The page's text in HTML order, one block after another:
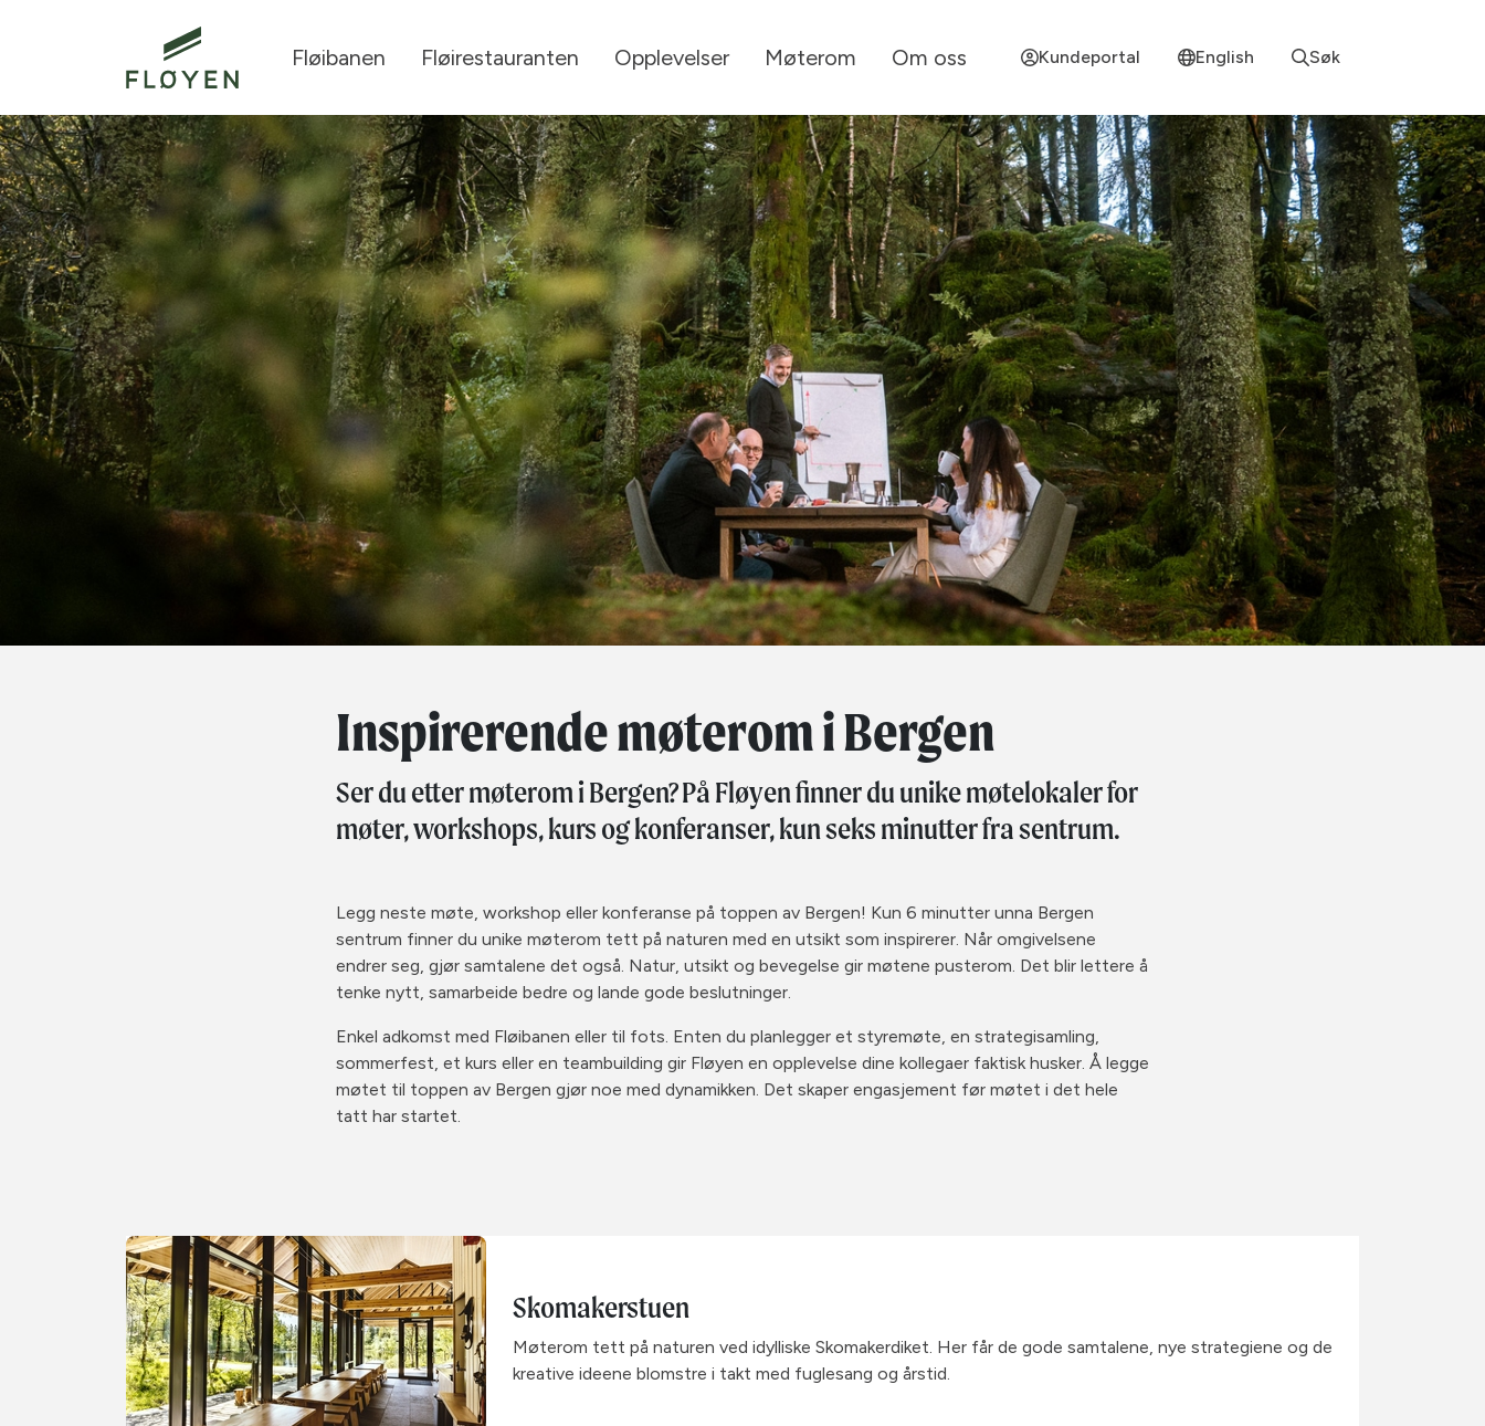
Fløibanen Fløirestauranten Opplevelser Møterom Om oss Kundeportal English Søk
Inspirerende møterom i Bergen
Ser du etter møterom i Bergen? På Fløyen finner du unike møtelokaler for
møter, workshops, kurs og konferanser, kun seks minutter fra sentrum.
Legg neste møte, workshop eller konferanse på toppen av Bergen! Kun 6 minutter unna Bergen
sentrum finner du unike møterom tett på naturen med en utsikt som inspirerer. Når omgivelsene
endrer seg, gjør samtalene det også. Natur, utsikt og bevegelse gir møtene pusterom. Det blir lettere å
tenke nytt, samarbeide bedre og lande gode beslutninger.
Enkel adkomst med Fløibanen eller til fots. Enten du planlegger et styremøte, en strategisamling,
sommerfest, et kurs eller en teambuilding gir Fløyen en opplevelse dine kollegaer faktisk husker. Å legge
møtet til toppen av Bergen gjør noe med dynamikken. Det skaper engasjement før møtet i det hele
tatt har startet.
Skomakerstuen
Møterom tett på naturen ved idylliske Skomakerdiket. Her får de gode samtalene, nye strategiene og de
kreative ideene blomstre i takt med fuglesang og årstid.